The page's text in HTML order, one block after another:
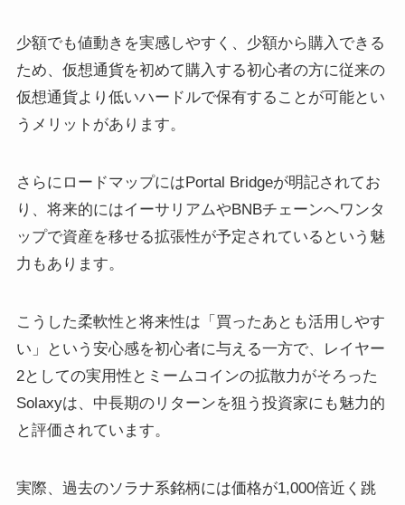
少額でも値動きを実感しやすく、少額から購入できる
ため、仮想通貨を初めて購入する初心者の方に従来の
仮想通貨より低いハードルで保有することが可能とい
うメリットがあります。
さらにロードマップにはPortal Bridgeが明記されてお
り、将来的にはイーサリアムやBNBチェーンへワンタ
ップで資産を移せる拡張性が予定されているという魅
力もあります。
こうした柔軟性と将来性は「買ったあとも活用しやす
い」という安心感を初心者に与える一方で、レイヤー
2としての実用性とミームコインの拡散力がそろった
Solaxyは、中長期のリターンを狙う投資家にも魅力的
と評価されています。
実際、過去のソラナ系銘柄には価格が1,000倍近く跳